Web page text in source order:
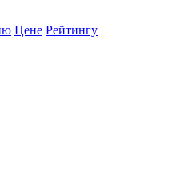
Цене Рейтингу